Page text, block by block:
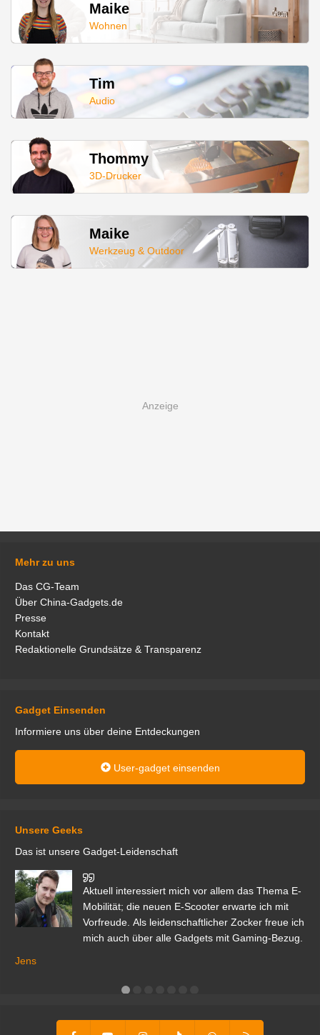
Maike
Wohnen
Tim
Audio
Thommy
3D-Drucker
Maike
Werkzeug & Outdoor
Mehr zu uns
Das CG-Team
Über China-Gadgets.de
Presse
Kontakt
Redaktionelle Grundsätze & Transparenz
Gadget Einsenden
Informiere uns über deine Entdeckungen
User-gadget einsenden
Unsere Geeks
Das ist unsere Gadget-Leidenschaft
Aktuell interessiert mich vor allem das Thema E-
Mobilität; die neuen E-Scooter erwarte ich mit
Vorfreude. Als leidenschaftlicher Zocker freue ich
mich auch über alle Gadgets mit Gaming-Bezug.
Jens